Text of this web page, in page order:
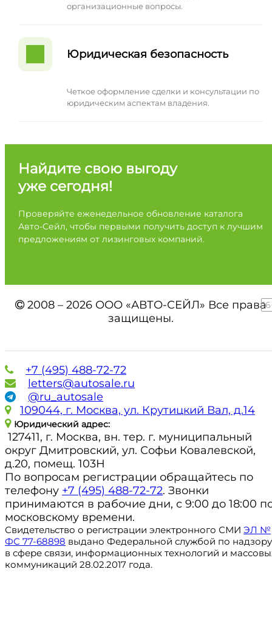
организационные вопросы.
Юридическая безопасность
Четкое оформление сделки и консультации по
юридическим аспектам владения.
Найдите свою выгоду
уже сегодня!
Проверяйте еженедельное обновление каталога
Авто-Сейл, чтобы первыми получить доступ к лучшим
предложениям от лизинговых компаний.
2008 – 2026 ООО «АВТО-СЕЙЛ» Все права
защищены.
+7 (495) 488-72-72
letters@autosale.ru
@ru_autosale
109044, г. Москва, ул. Крутицкий Вал, д.14
Юридический адрес:
127411, г. Москва, вн. тер. г. муниципальный
округ Дмитровский, ул. Софьи Ковалевской,
д.20, помещ. 103Н
По вопросам регистрации обращайтесь по
телефону +7 (495) 488-72-72. Звонки
принимаются в рабочие дни, с 9:00 до 18:00
московскому времени.
Свидетельство о регистрации электронного СМИ ЭЛ №
ФС 77-68898 выдано Федеральной службой по надзору
в сфере связи, информационных технологий и
коммуникаций 28.02.2017 года.